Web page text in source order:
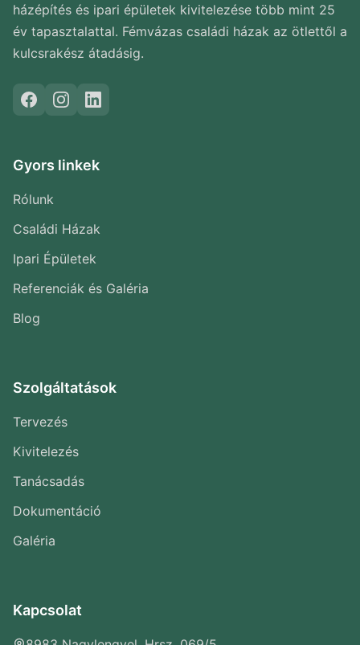
házépítés és ipari épületek kivitelezése több mint 25
év tapasztalattal. Fémvázas családi házak az ötlettől a
kulcsrakész átadásig.
Gyors linkek
Rólunk
Családi Házak
Ipari Épületek
Referenciák és Galéria
Blog
Szolgáltatások
Tervezés
Kivitelezés
Tanácsadás
Dokumentáció
Galéria
Kapcsolat